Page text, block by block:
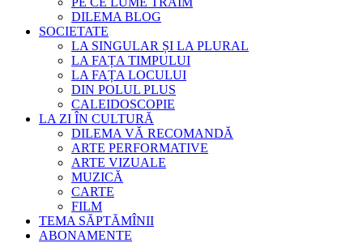
DILEMA BLOG
SOCIETATE
LA SINGULAR ȘI LA PLURAL
LA FAȚA TIMPULUI
LA FAȚA LOCULUI
DIN POLUL PLUS
CALEIDOSCOPIE
LA ZI ÎN CULTURĂ
DILEMA VĂ RECOMANDĂ
ARTE PERFORMATIVE
ARTE VIZUALE
MUZICĂ
CARTE
FILM
TEMA SĂPTĂMÎNII
ABONAMENTE